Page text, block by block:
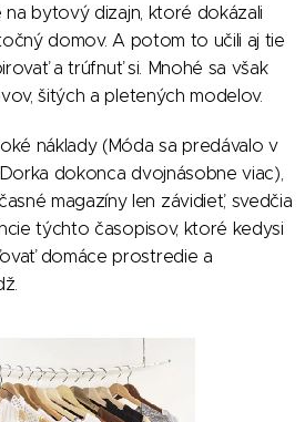
na bytový dizajn, ktoré dokázali
domov. A potom to učili aj tie
a trúfnuť si. Mnohé sa však
šitých a pletených modelov.
náklady (Móda sa predávalo v
dokonca dvojnásobne viac),
magazíny len závidieť, svedčia
týchto časopisov, ktoré kedysi
domáce prostredie a